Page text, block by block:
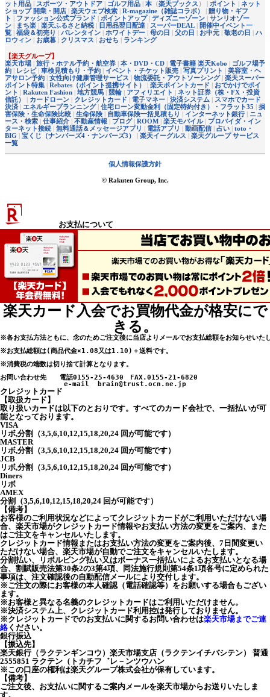
ット用品 | スポーツ・アウトドア | ゴルフ用品 | 本 （楽天ブックス ） | ポイント | ネット
ショップ 開業・開店 | 楽天ウェブ検索 | R-magazine（雑誌コラボ） | 贈り物・ギフ
ト | ファッション公式ブランド | ポイントアップ| ディズニーゾーン | サンリオゾー
ン | まち楽 | 楽天ふるさと納税 | 日用品翌日配達 | スーパーDEAL | 開催中イベント一
覧 | 福袋＆初売り | バレンタイン | ホワイトデー | 母の日 | 父の日 | お中元 | 敬老の日 | ハ
ロウィン | お歳暮 | クリスマス | おせち | ランキング
【楽天グループ】
楽天市場 | 旅行・ホテル予約・航空券 | 本・DVD・CD | 電子書籍 楽天Kobo | ゴルフ場予
約 | レシピ| 車検見積もり・予約 | イベント・チケット販売 | 写真プリント | 美容室・ヘ
アサロン予約 | 女性向け健康管理サービス | 物流委託・アウトソーシング| 楽天スーパー
ポイント特集 | Rebates（ポイント提携サイト） | 楽天ポイントカード | おでかけでポイ
ント | Rakuten Fashion | 地方競馬 | 競輪 | アフィリエイト | ネット証券（株・FX・投資
信託）
| カードローン | クレジットカード | 電子マネー | 決済システム | スマホでカード
決済 | エネルギープランニング| 住宅ローン変動金利（固定特約付き）・フラット35 | 損
害保険・生命保険比較 | 生命保険 | 自動車保険一括見積もり | インターネット銀行 | ニュ
ース・検索 | 仕事紹介 | 不動産情報 | ブログ| ROOM | 楽天モバイル| プロバイダ・イン
ターネット接続 | 無料通話＆メッセージアプリ | 電話アプリ | 動画配信 | 占い | toto・
BIG | 宝くじ（ナンバーズ4・ナンバーズ3） | 楽天イーグルス | 楽天グループ サービス
一覧
個人情報保護方針
© Rakuten Group, Inc.
お支払について
楽天カード入会でお買物代金が格安にで
きる。
※各お支払方法ともに、念のためご注文後に当店よりメールでお支払総額をお知らせいた
※お支払総額は(商品代金×1.08又は1.10)＋送料です。
※消費税の端数は切り捨て計算となります。
お問い合わせ先　　電話0155-25-4630　FAX.0155-21-6820
クレジットカード
【取扱カード】
取り扱いカードは以下のとおりです。すべてのカード会社で、一括払いが可
能となっております。
VISA
リボ,分割（3,5,6,10,12,15,18,20,24 回が可能です）
MASTER
リボ,分割（3,5,6,10,12,15,18,20,24 回が可能です）
JCB
リボ,分割（3,5,6,10,12,15,18,20,24 回が可能です）
Diners
リボ
AMEX
分割（3,5,6,10,12,15,18,20,24 回が可能です）
【備考】
お客様のご利用状況などによってクレジットカードがご利用いただけない場
合、楽天市場がクレジットカード情報やお支払い方法の変更をご案内、また
はご注文をキャンセルいたします。
クレジットカード情報またはお支払い方法の変更をご案内後、7日間変更い
ただけない場合、楽天市場が自動でご注文をキャンセルいたします。
分割払い、リボルビング払い又はボーナス一括払いによるお支払いとなる場
合、割賦販売法第30条2の3第4項、同法施行規則第54条1項各号に定められた
事項は、注文確認後の自動配信メールにより交付します。
※ご注文の際にお客様の本人確認（電話確認等）をお願いする場合もござい
ます。
※お客様と異なる名義のクレジットカードはご利用いただけません。
※決済システム上、クレジットカード利用控は発行しておりません。
※クレジットカードでのお支払いに関するお問い合わせは楽天市場までご連
絡ください。
銀行振込
【振込先】
楽天銀行（ラクテンギンコウ）楽天市場支店（ラクテンイチバシテン） 普通
2555851 ラクテン（トカチフ゛レ－ンツウハン
※この口座の権利は楽天グループ株式会社が保有しています。
【備考】
ご注文後、お支払いに関するご案内メールを楽天市場からお送りいたしま
す。